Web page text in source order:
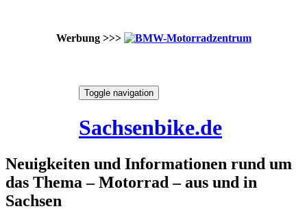
Werbung >>>
Toggle navigation
Sachsenbike.de
Neuigkeiten und Informationen rund um
das Thema – Motorrad – aus und in
Sachsen